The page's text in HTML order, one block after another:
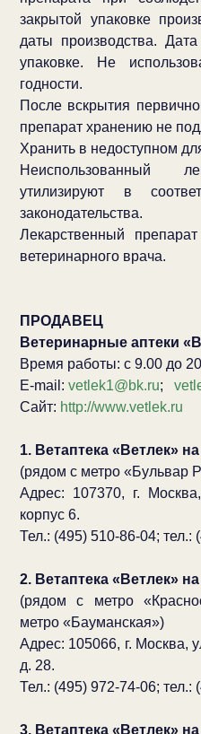
закрытой упаковке
даты производства.
упаковке. Не
годности.
После вскрытия
препарат хранению не
Хранить в недоступном
Неиспользованный
утилизируют в
законодательства.
Лекарственный
ветеринарного врача.
ПРОДАВЕЦ
Ветеринарные аптеки
Время работы: с 9.00 до
E-mail: vetlek1@bk.ru;
Сайт: http://www.vetlek.ru
1. Ветаптека «Ветлек»
(рядом с метро «Бульвар
Адрес: 107370, г.
корпус 6.
Тел.: (495) 510-86-04; тел.:
2. Ветаптека «Ветлек»
(рядом с метро
метро «Бауманская»)
Адрес: 105066, г. Москва,
д. 28.
Тел.: (495) 972-74-06; тел.:
3. Ветаптека «Ветлек»